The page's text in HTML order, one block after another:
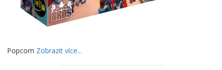
Popcorn Zobrazit více...